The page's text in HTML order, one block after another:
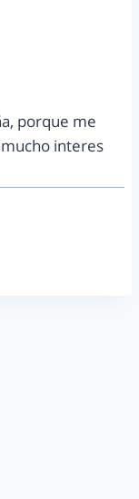
porque me
interes